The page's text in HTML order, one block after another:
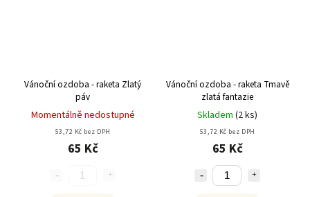
Vánoční ozdoba - raketa Zlatý
páv
Momentálně nedostupné
53,72 Kč bez DPH
65 Kč
Vánoční ozdoba - raketa Tmavě
zlatá fantazie
Skladem (2 ks)
53,72 Kč bez DPH
65 Kč